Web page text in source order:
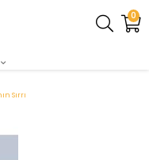
0
Zeka ve Strateji Oyunları
Sırrı